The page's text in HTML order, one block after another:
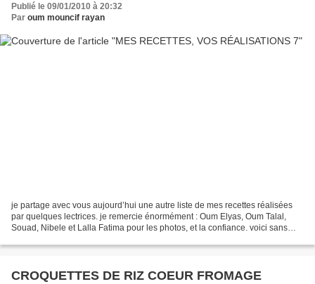
Publié le 09/01/2010 à 20:32
Par oum mouncif rayan
je partage avec vous aujourd’hui une autre liste de mes recettes réalisées
par quelques lectrices. je remercie énormément : Oum Elyas, Oum Talal,
Souad, Nibele et Lalla Fatima pour les photos, et la confiance. voici sans
CROQUETTES DE RIZ COEUR FROMAGE